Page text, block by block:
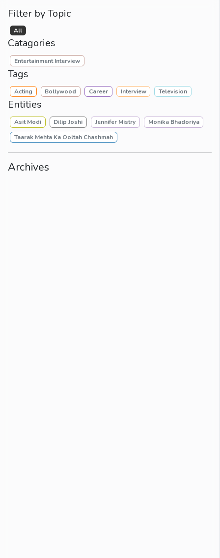
Filter by Topic
All
Catagories
Entertainment Interview
Tags
Acting Bollywood Career Interview Television
Entities
Asit Modi Dilip Joshi Jennifer Mistry
Monika Bhadoriya
Taarak Mehta Ka Ooltah Chashmah
Archives